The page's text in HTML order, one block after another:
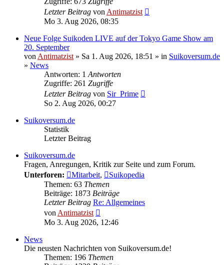
Letzter Beitrag vonAntimatzist
Mo 3. Aug 2026, 08:35
Neue Folge Suikoden LIVE auf der Tokyo Game Show am
20. September
vonAntimatzist» Sa 1. Aug 2026, 18:51 » in Suikoversum.de
» News
Antworten: 1Antworten
Zugriffe: 261 Zugriffe
Letzter Beitrag von Sir_Prime
So 2. Aug 2026, 00:27
Suikoversum.de
Statistik
Letzter Beitrag
Suikoversum.de
Fragen, Anregungen, Kritik zur Seite und zum Forum.
Unterforen:
Mitarbeit,
Suikopedia
Themen: 63 Themen
Beiträge: 1873 Beiträge
Letzter Beitrag Re: Allgemeines
vonAntimatzist
Beitrag
Mo 3. Aug 2026, 12:46
News
Die neusten Nachrichten von Suikoversum.de!
Themen: 196 Themen